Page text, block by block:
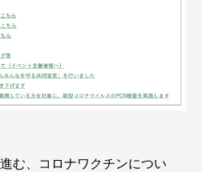
む、コロナワクチンについ